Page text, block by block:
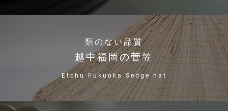
類のない品質
越中福岡の菅笠
Etchu Fukuoka Sedge hat